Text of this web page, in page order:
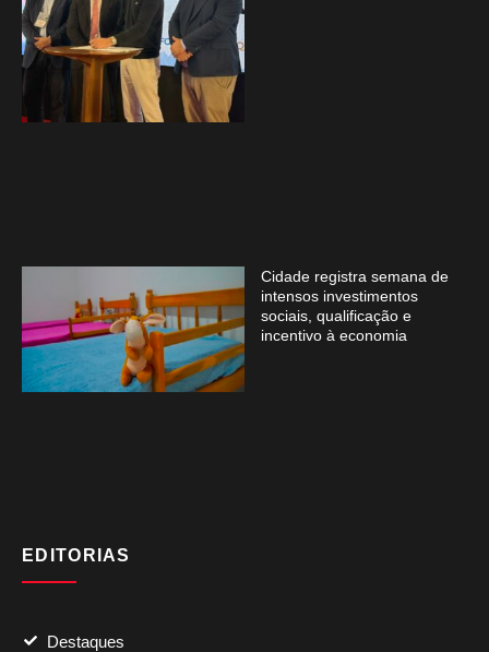
Cidade registra semana de
intensos investimentos
sociais, qualificação e
incentivo à economia
EDITORIAS
Destaques